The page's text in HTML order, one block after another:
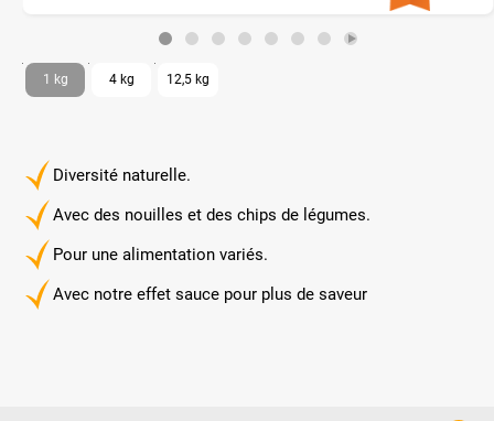
Diversité naturelle.
Avec des nouilles et des chips de légumes.
Pour une alimentation variés.
Avec notre effet sauce pour plus de saveur
1 kg 4 kg 12,5 kg